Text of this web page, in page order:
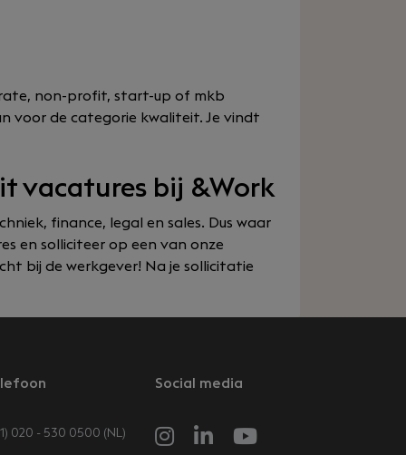
non-profit, start-up of mkb
voor de categorie kwaliteit. Je vindt
vacatures bij &Work
finance, legal en sales. Dus waar
en solliciteer op een van onze
bij de werkgever! Na je sollicitatie
020 - 530 0500 (NL)
Social media